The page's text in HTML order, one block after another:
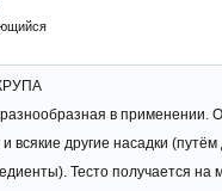
в применении.
всякие другие насадки
Тесто получается на